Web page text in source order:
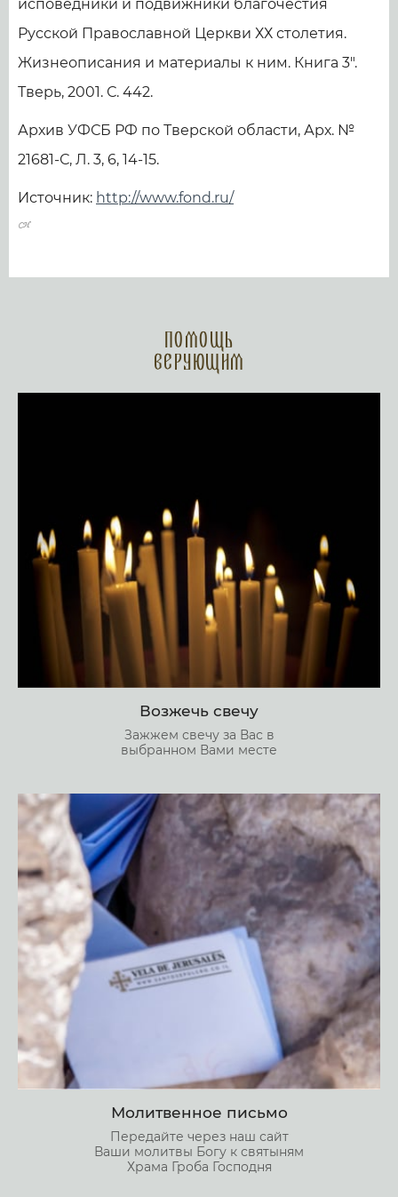
исповедники и подвижники благочестия
Русской Православной Церкви ХХ столетия.
Жизнеописания и материалы к ним. Книга 3".
Тверь, 2001. С. 442.
Архив УФСБ РФ по Тверской области, Арх. №
21681-С, Л. 3, 6, 14-15.
Источник: http://www.fond.ru/
Помощь
верующим
Возжечь свечу
Зажжем свечу за Вас в
выбранном Вами месте
Молитвенное письмо
Передайте через наш сайт
Ваши молитвы Богу к святыням
Храма Гроба Господня